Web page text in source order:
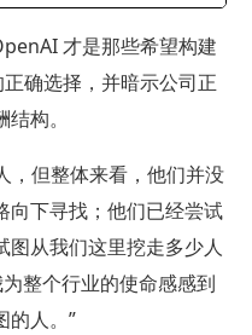
才是那些希望构建
确选择，并暗示公司正
构。
，但整体来看，他们并没
向下寻找；他们已经尝试
图从我们这里挖走多少人
整个行业的使命感感到
的人。”